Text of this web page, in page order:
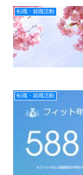
転職・就職活動
転職・就職活動